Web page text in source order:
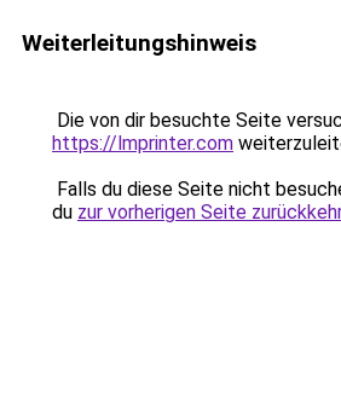
Weiterleitungshinweis
Die von dir besuchte Seite
https://lmprinter.com
Falls du diese Seite nicht
du zur vorherigen Seite